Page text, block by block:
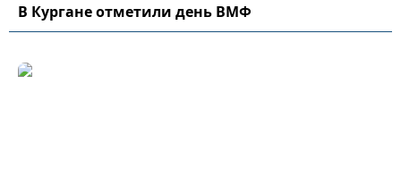
В Кургане отметили день ВМФ